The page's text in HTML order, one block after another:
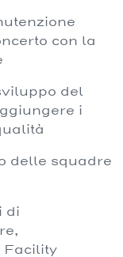
con la
del
i
delle squadre
di
Facility